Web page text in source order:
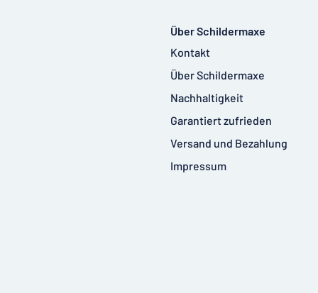
Über Schildermaxe
Kontakt
Über Schildermaxe
Nachhaltigkeit
Garantiert zufrieden
Versand und Bezahlung
Impressum